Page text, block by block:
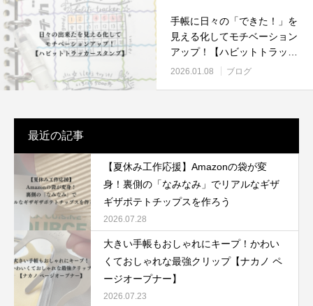
手帳に日々の「できた！」を
見える化してモチベーション
アップ！【ハビットトラッカ
ースタンプ】
2026.01.08 ブログ
最近の記事
【夏休み工作応援】Amazonの袋が変
身！裏側の「なみなみ」でリアルなギザ
ギザポテトチップスを作ろう
2026.07.28
大きい手帳もおしゃれにキープ！かわい
くておしゃれな最強クリップ【ナカノ ペ
ージオープナー】
2026.07.23